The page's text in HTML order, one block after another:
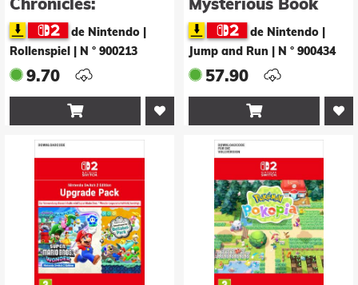
Definitive Edition
Nintendo Switch 2
Edition - Upgrade
Pack
de Nintendo |
Rollenspiel
N ° 900213
9.70

de Nintendo |
Jump and Run
N ° 900434
57.90
